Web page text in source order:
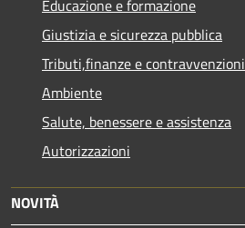
Educazione e formazione
Giustizia e sicurezza pubblica
Tributi,finanze e contravvenzioni
Ambiente
Salute, benessere e assistenza
Autorizzazioni
NOVITÀ